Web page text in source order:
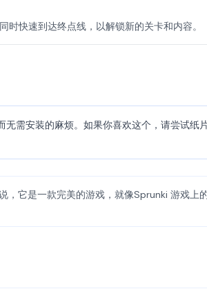
快速到达终点线，以解锁新的关卡和内容。
需安装的麻烦。如果你喜欢这个，请尝试纸
，它是一款完美的游戏，就像Sprunki 游戏上